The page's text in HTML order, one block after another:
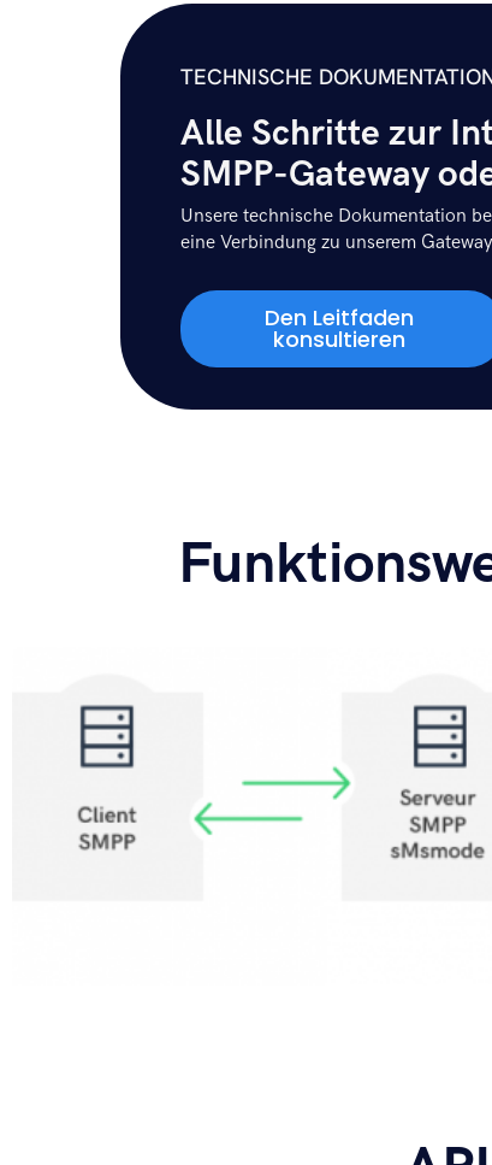
TECHNISCHE
Alle Schritte zur
SMPP-Gateway
Unsere technische Dokumentation
eine Verbindung zu unserem
Den Leitfaden
konsultieren